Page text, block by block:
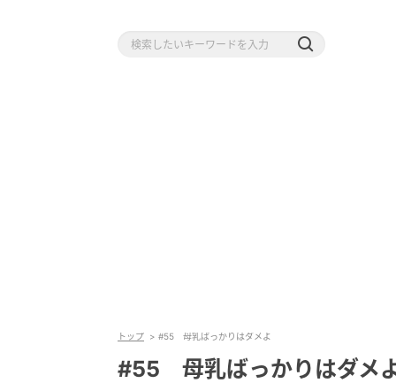
トップ #55 母乳ばっかりはダメよ
#55 母乳ばっかりはダメ